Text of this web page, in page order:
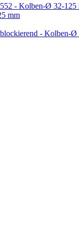
- Kolben-Ø 32-125
mm
- Kolben-Ø